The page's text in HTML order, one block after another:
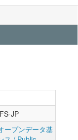
JP
ープンデータ基